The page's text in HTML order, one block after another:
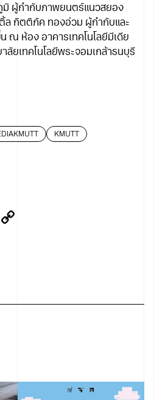
มิ ผู้กำกับภาพยนตร์แนวสยอง
ล กิตติภัค ทองอ่วม ผู้กำกับและ
ณ ห้อง อาคารเทคโนโลยีมีเดีย
ลัยเทคโนโลยีพระจอมเกล้าธนบุรี
KMUTT
Line